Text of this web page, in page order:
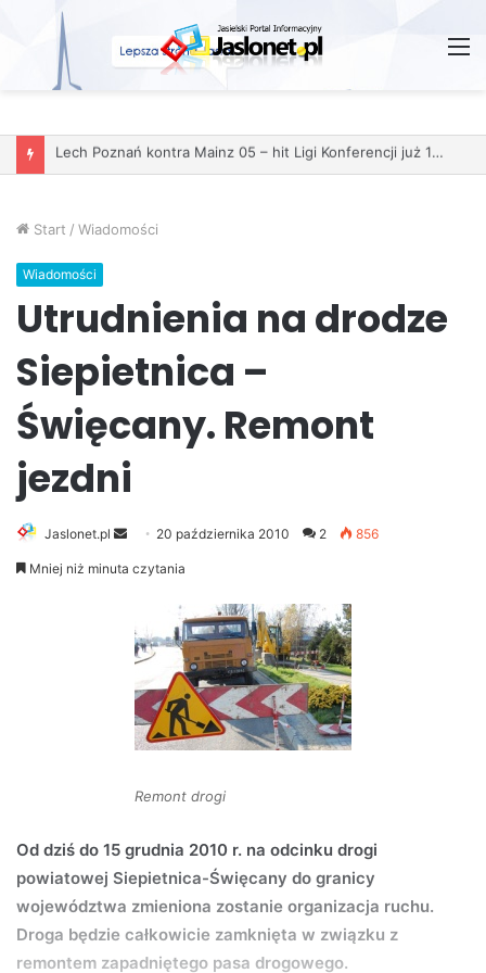
Start / Wiadomości
Wiadomości
Utrudnienia na drodze
Siepietnica –
Święcany. Remont
jezdni
Jaslonet.pl
m
20 października 2010 2 856
Mniej niż minuta czytania
Remont drogi
Od dziś do 15 grudnia 2010 r. na odcinku drogi
powiatowej Siepietnica-Święcany do granicy
województwa zmieniona zostanie organizacja ruchu.
Droga będzie całkowicie zamknięta w związku z
remontem zapadniętego pasa drogowego.